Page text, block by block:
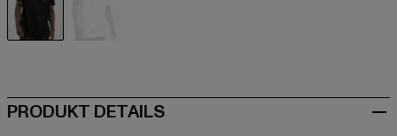
PRODUKT DETAILS